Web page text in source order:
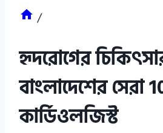
/
হৃদরোগের
বাংলাদেশের সেরা
কার্ডিওলজিস্ট